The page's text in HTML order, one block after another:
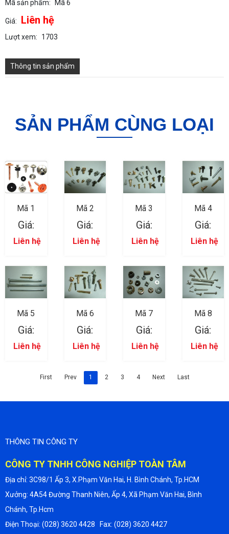
Mã sản phẩm: Mã 6
Giá: Liên hệ
Lượt xem: 1703
Thông tin sản phẩm
SẢN PHẨM CÙNG LOẠI
Mã 1
Giá:
Liên hệ
Mã 2
Giá:
Liên hệ
Mã 3
Giá:
Liên hệ
Mã 4
Giá:
Liên hệ
Mã 5
Giá:
Liên hệ
Mã 6
Giá:
Liên hệ
Mã 7
Giá:
Liên hệ
Mã 8
Giá:
Liên hệ
First Prev 1 2 3 4 Next Last
THÔNG TIN CÔNG TY
CÔNG TY TNHH CÔNG NGHIỆP TOÀN TÂM
Địa chỉ: 3C98/1 Ấp 3, X.Phạm Văn Hai, H. Bình Chánh, Tp.HCM
Xưởng: 4A54 Đường Thanh Niên, Ấp 4, Xã Phạm Văn Hai, Bình
Chánh, Tp.Hcm
Điện Thoại: (028) 3620 4428 Fax: (028) 3620 4427